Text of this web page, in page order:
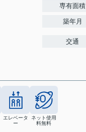
専有面積
築年月
交通
エレベータ
ー
ネット使用
料無料